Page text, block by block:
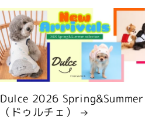
Dulce 2026 Spring&Summer
（ドゥルチェ）